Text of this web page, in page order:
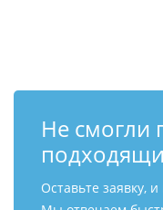
Не смогли
Оставьте заявку,